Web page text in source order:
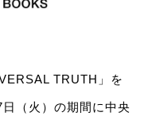
TRUTH」を
（火）の期間に中央